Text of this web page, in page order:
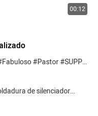
00:12
#Pastor#SUPPLIER
de silenciador